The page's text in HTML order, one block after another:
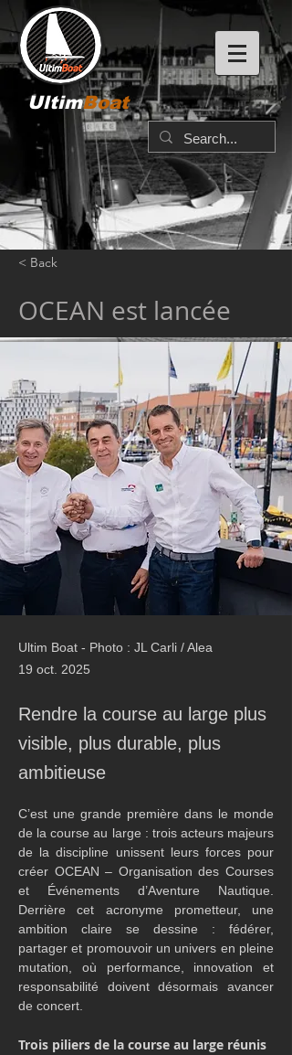
UltimBoat
< Back
OCEAN est lancée
Ultim Boat - Photo : JL Carli / Alea
19 oct. 2025
Rendre la course au large plus
visible, plus durable, plus
ambitieuse
C’est une grande première dans le monde
de la course au large : trois acteurs majeurs
de la discipline unissent leurs forces pour
créer OCEAN – Organisation des Courses
et Événements d’Aventure Nautique.
Derrière cet acronyme prometteur, une
ambition claire se dessine : fédérer,
partager et promouvoir un univers en pleine
mutation, où performance, innovation et
responsabilité doivent désormais avancer
de concert.
Trois piliers de la course au large réunis